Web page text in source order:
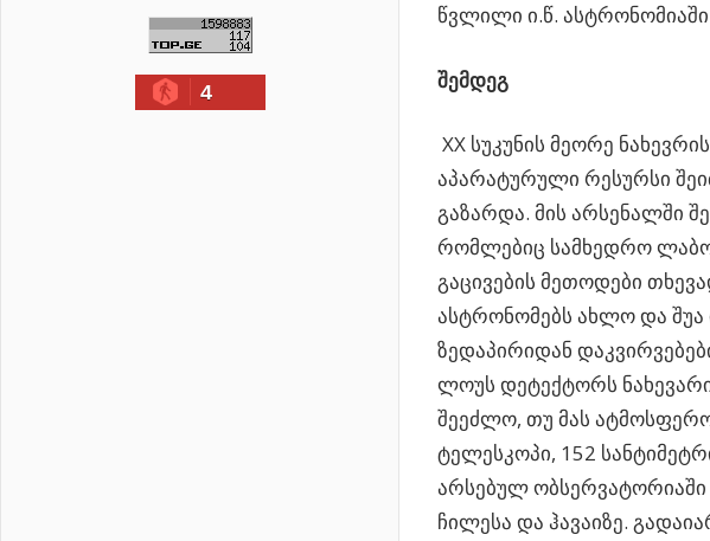
წვლილი ი.წ.
შემდეგ
ХХ სუკუნის მეორე
აპარატურული რესურსი
გაზარდა. მის არსენალში
რომლებიც სამხედრო
გაცივების მეთოდები
ასტრონომებს ახლო და შუა
ზედაპირიდან
ლოუს დეტექტორს
შეეძლო, თუ მას
ტელესკოპი, 152
არსებულ ობსერვატორიაში
ჩილესა და ჰავაიზე.
4